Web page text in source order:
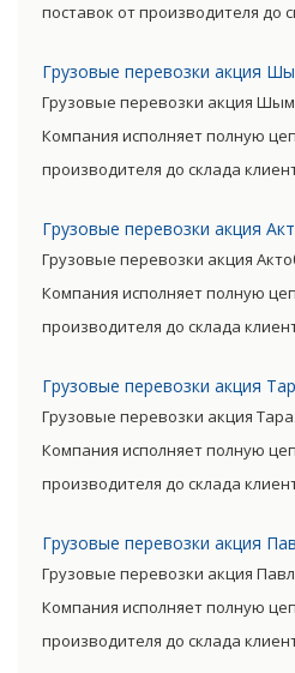
поставок от производителя до
позволяют уменьшить
существенно снизив уровень
Грузовые перевозки акция
Грузовые перевозки акция
Компания исполняет полную
производителя до склада
уменьшить транспортные
уровень итоговой цены товара.
Грузовые перевозки акция
Грузовые перевозки акция
Компания исполняет полную
производителя до склада
уменьшить транспортные
уровень итоговой цены товара.
Грузовые перевозки акция
Грузовые перевозки акция
Компания исполняет полную
производителя до склада
уменьшить транспортные
уровень итоговой цены товара.
Грузовые перевозки акция
Грузовые перевозки акция
Компания исполняет полную
производителя до склада